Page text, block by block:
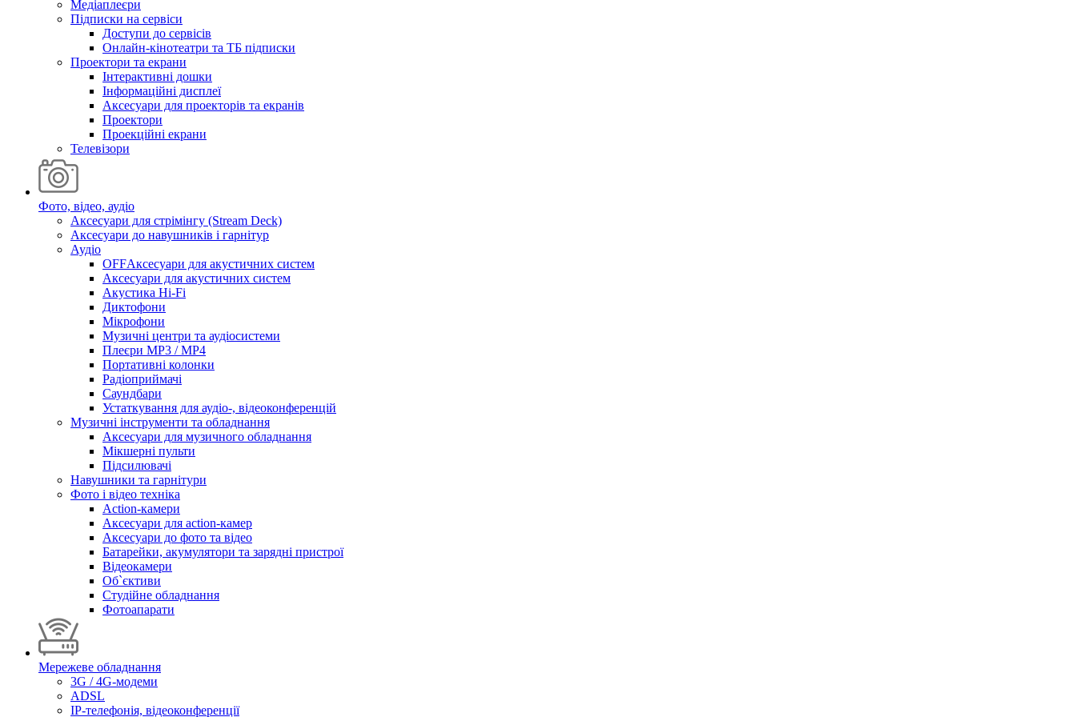
Медіаплеєри
Підписки на сервіси
Доступи до сервісів
Онлайн-кінотеатри та ТБ підписки
Проектори та екрани
Інтерактивні дошки
Інформаційні дисплеї
Аксесуари для проекторів та екранів
Проектори
Проекційні екрани
Телевізори
Фото, відео, аудіо
Аксесуари для стрімінгу (Stream Deck)
Аксесуари до навушників і гарнітур
Аудіо
OFFАксесуари для акустичних систем
Аксесуари для акустичних систем
Акустика Hi-Fi
Диктофони
Мікрофони
Музичні центри та аудіосистеми
Плеєри MP3 / MP4
Портативні колонки
Радіоприймачі
Саундбари
Устаткування для аудіо-, відеоконференцій
Музичні інструменти та обладнання
Аксесуари для музичного обладнання
Мікшерні пульти
Підсилювачі
Навушники та гарнітури
Фото і відео техніка
Action-камери
Аксесуари для action-камер
Аксесуари до фото та відео
Батарейки, акумулятори та зарядні пристрої
Відеокамери
Об`єктиви
Студійне обладнання
Фотоапарати
Мережеве обладнання
3G / 4G-модеми
ADSL
IP-телефонія, відеоконференції